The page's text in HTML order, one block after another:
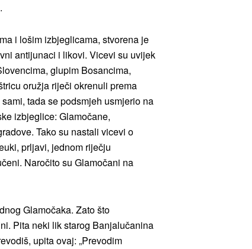
i lošim izbjeglicama, stvorena je
antijunaci i likovi. Vicevi su uvijek
glupim Bosancima,
oružja riječi okrenuli prema
tada se podsmjeh usmjerio na
izbjeglice: Glamočane,
Tako su nastali vicevi o
prljavi, jednom riječju
Naročito su Glamočani na
Glamočaka. Zato što
Pita neki lik starog Banjalučanina
upita ovaj: „Prevodim